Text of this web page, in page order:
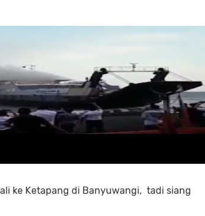
ke Ketapang di Banyuwangi, tadi siang